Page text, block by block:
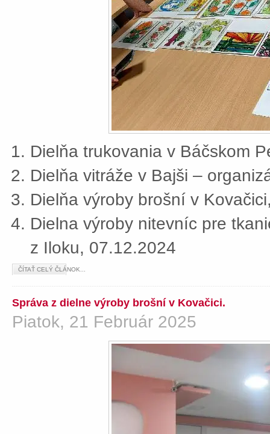
Dielňa trukovania v Báčskom
Dielňa vitráže v Bajši –
Dielňa výroby brošní v
Dielna výroby nitevníc pre
z Iloku, 07.12.2024
ČÍTAŤ CELÝ ČLÁNOK...
Správa z dielne výroby brošní v Kovačici.
Piatok, 21 Február 2025